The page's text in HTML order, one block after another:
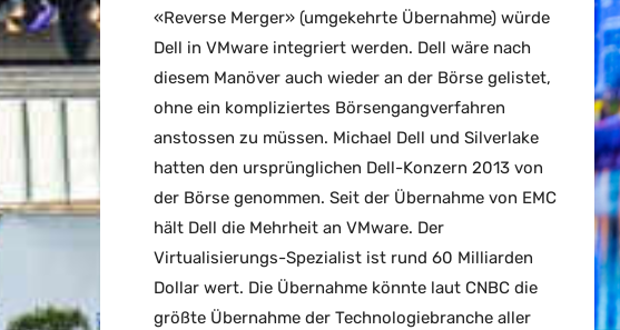
«Reverse Merger» (umgekehrte Übernahme) würde
Dell in VMware integriert werden. Dell wäre nach
diesem Manöver auch wieder an der Börse gelistet,
ohne ein kompliziertes Börsengangverfahren
anstossen zu müssen. Michael Dell und Silverlake
hatten den ursprünglichen Dell-Konzern 2013 von
der Börse genommen. Seit der Übernahme von EMC
hält Dell die Mehrheit an VMware. Der
Virtualisierungs-Spezialist ist rund 60 Milliarden
Dollar wert. Die Übernahme könnte laut CNBC die
größte Übernahme der Technologiebranche aller